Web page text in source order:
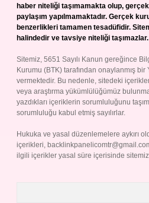
haber niteliği taşımamakta olup,
paylaşım yapılmamaktadır. Gerçek
benzerlikleri tamamen tesadüfidir.
halindedir ve tavsiye niteliği taşımazlar.
Sitemiz, 5651 Sayılı Kanun gereğince
Kurumu (BTK) tarafından onaylanmış bir
vermektedir. Bu nedenle, sitedeki
veya araştırma yükümlülüğümüz
yazdıkları içeriklerin sorumluluğunu
sorumluluğu kabul etmiş sayılırlar.
Hukuka ve yasal düzenlemelere aykırı
içerikleri,
ilgili içerikler yasal süre içerisinde